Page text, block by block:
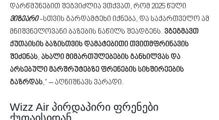
დარწმუნებით შეგვიძლია ვთქვათ, რომ 2025 წელი
ვიზეარი-სთვის გარდამტეხი იქნება, და საქართველო ამ
მნიშვნელოვანი ბაზების ნაწილს შეადგენს. ვგეგმავთ
ქუთაისის ბაზისთვის დამატებითი თვითმფრინავის
შეძენას, ახალი მიმართულებების განხილვას და
არსებული მარშრუტებზე ფრენების სიხშირეების
გაზრდას,” – აღნიშნავს ვარადი.
Wizz Air პირდაპირი ფრენები